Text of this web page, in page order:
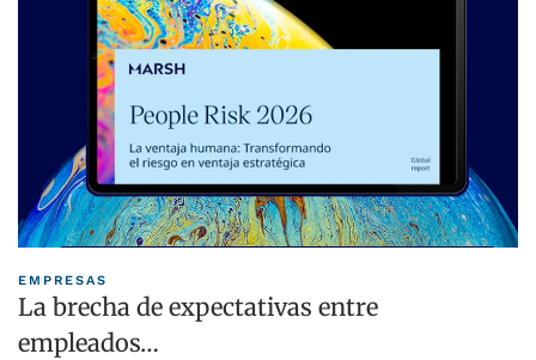
EMPRESAS
La brecha de expectativas entre
empleados…